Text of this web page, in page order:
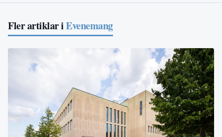
Fler artiklar iEvenemang